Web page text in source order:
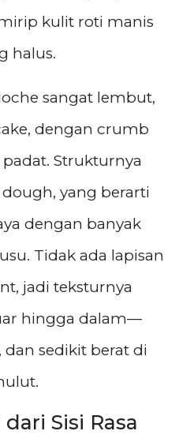
kulit roti manis
halus.
sangat lembut,
dengan crumb
Strukturnya
yang berarti
dengan banyak
Tidak ada lapisan
jadi teksturnya
hingga dalam—
sedikit berat di
Sisi Rasa